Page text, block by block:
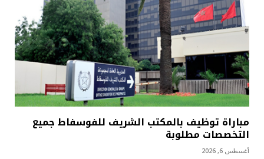
مباراة توظيف بالمكتب الشريف للفوسفاط جميع
التخصصات مطلوبة
أغسطس 6, 2026